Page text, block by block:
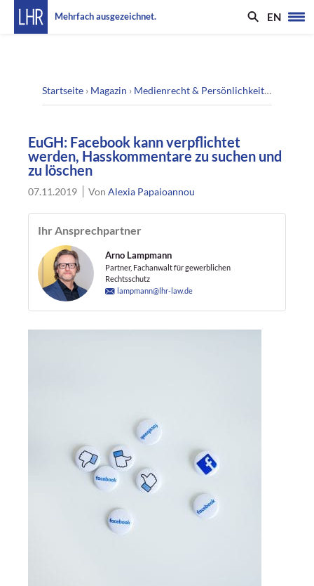
Mehrfach ausgezeichnet. EN
Startseite › Magazin › Medienrecht & Persönlichkeitsrecht
EuGH: Facebook kann verpflichtet
werden, Hasskommentare zu suchen und
zu löschen
07.11.2019 VonAlexia Papaioannou
Ihr Ansprechpartner
Arno Lampmann
Partner, Fachanwalt für gewerblichen
Rechtsschutz
lampmann@lhr-law.de